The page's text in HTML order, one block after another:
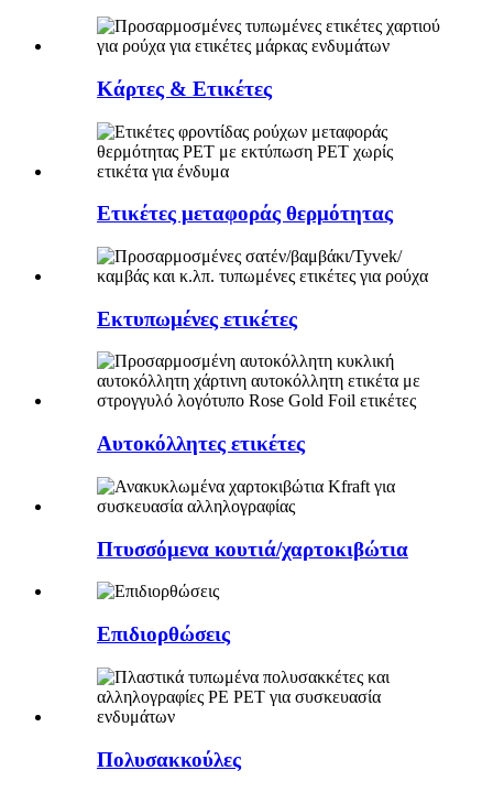
Κάρτες & Ετικέτες
Ετικέτες μεταφοράς θερμότητας
Εκτυπωμένες ετικέτες
Αυτοκόλλητες ετικέτες
Πτυσσόμενα κουτιά/χαρτοκιβώτια
Επιδιορθώσεις
Πολυσακκούλες